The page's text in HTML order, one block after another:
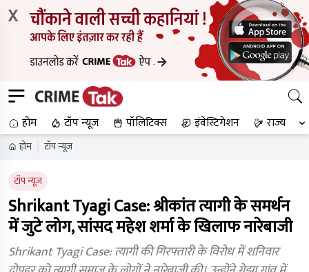
X
होम टॉप न्यूज पॉलिटिक्स इंवेस्टिगेशन राज्य
होम टॉप न्यूज
टॉप न्यूज
Shrikant Tyagi Case: श्रीकांत त्यागी के समर्थन
में जुटे लोग, सांसद महेश शर्मा के खिलाफ नारेबाजी
Shrikant Tyagi Case: त्यागी की गिरफ्तारी के विरोध में शनिवार